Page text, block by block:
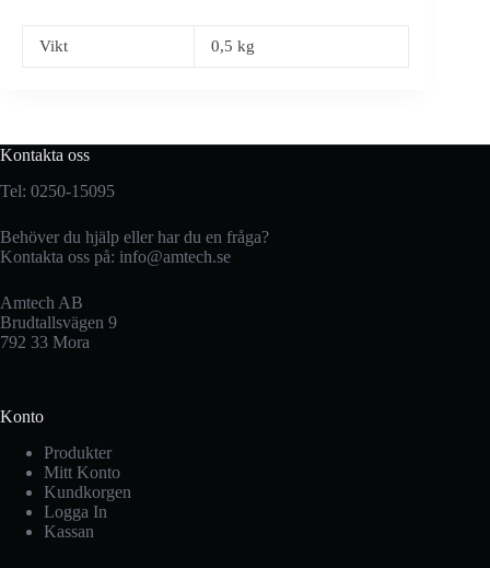
Vikt 0,5 kg
Kontakta oss
Tel: 0250-15095
Behöver du hjälp eller har du en fråga?
Kontakta oss på: info@amtech.se
Amtech AB
Brudtallsvägen 9
792 33 Mora
Konto
Produkter
Mitt Konto
Kundkorgen
Logga In
Kassan